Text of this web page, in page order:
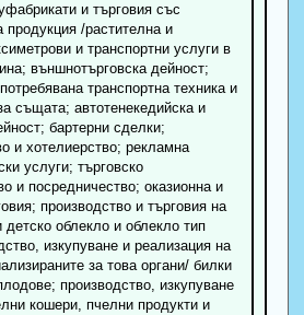
и търговия със
продукция /растителна и
и транспортни услуги в
външнотърговска дейност;
транспортна техника и
същата; автотенекедийска и
бартерни сделки;
и хотелиерство; рекламна
услуги; търговско
и посредничество; оказионна и
производство и търговия на
облекло и облекло тип
изкупуване и реализация на
за това органи/ билки
производство, изкупуване
кошери, пчелни продукти и